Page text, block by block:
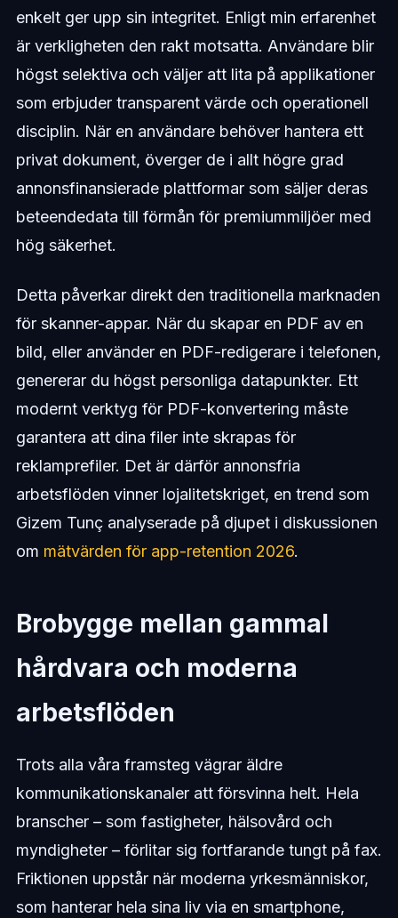
enkelt ger upp sin integritet. Enligt min erfarenhet
är verkligheten den rakt motsatta. Användare blir
högst selektiva och väljer att lita på applikationer
som erbjuder transparent värde och operationell
disciplin. När en användare behöver hantera ett
privat dokument, överger de i allt högre grad
annonsfinansierade plattformar som säljer deras
beteendedata till förmån för premiummiljöer med
hög säkerhet.
Detta påverkar direkt den traditionella marknaden
för skanner-appar. När du skapar en PDF av en
bild, eller använder en PDF-redigerare i telefonen,
genererar du högst personliga datapunkter. Ett
modernt verktyg för PDF-konvertering måste
garantera att dina filer inte skrapas för
reklamprefiler. Det är därför annonsfria
arbetsflöden vinner lojalitetskriget, en trend som
Gizem Tunç analyserade på djupet i diskussionen
om mätvärden för app-retention 2026.
Brobygge mellan gammal
hårdvara och moderna
arbetsflöden
Trots alla våra framsteg vägrar äldre
kommunikationskanaler att försvinna helt. Hela
branscher – som fastigheter, hälsovård och
myndigheter – förlitar sig fortfarande tungt på fax.
Friktionen uppstår när moderna yrkesmänniskor,
som hanterar hela sina liv via en smartphone,